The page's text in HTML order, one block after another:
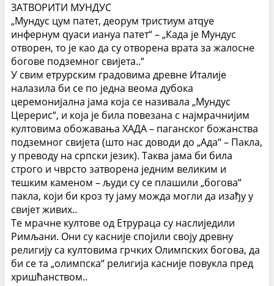
ЗАТВОРИТИ МУНДУС
„Мундус цум патет, деорум тристиум атqуе
инфернум qуаси иануа патет“ – „Када је Мундус
отворен, то је као да су отворена врата за жалосне
богове подземног свијета..“
У свим етрурским градовима древне Италије
налазила би се по једна веома дубока
церемонијална јама која се називала „Мундус
Церерис“, и која је била повезана с најмрачнијим
култовима обожавања ХАДА – паганског божанства
подземног свијета (што нас доводи до „Ада“ – Пакла,
у преводу на српски језик). Таква јама би била
строго и чврсто затворена једним великим и
тешким каменом – људи су се плашили „богова“
пакла, који би кроз ту јаму можда могли да изађу у
свијет живих..
Те мрачне култове од Етрураца су наслиједили
Римљани. Они су касније спојили своју древну
религију са култовима грчких Олимпских богова, да
би се та „олимпска“ религија касније повукла пред
хришћанством..